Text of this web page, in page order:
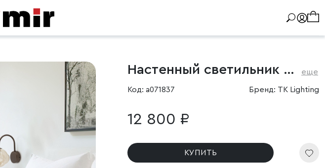
Настенный светильник со стеклянным плафоном еще
Код: a071837 Бренд: TK Lighting
12 800 ₽
КУПИТЬ